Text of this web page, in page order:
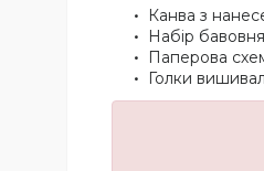
Канва з
Набір
Паперова
Голки